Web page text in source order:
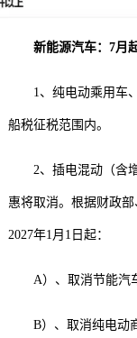
新能源汽车：7月
1、纯电动乘用车
船税征税范围内。
2、插电混动（含
惠将取消。根据财政
2027年1月1日起：
A）、取消节能汽
B）、取消纯电动